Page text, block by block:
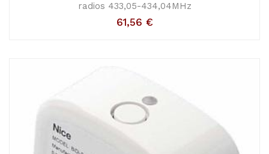
radios 433,05-434,04MHz
61,56 €